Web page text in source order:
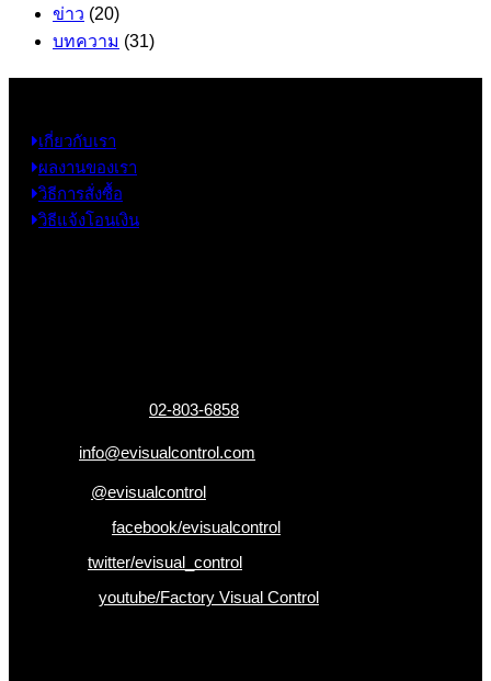
ข่าว (20)
บทความ (31)
เกี่ยวกับเรา
ผลงานของเรา
วิธีการสั่งซื้อ
วิธีแจ้งโอนเงิน
02-803-6858
info@evisualcontrol.com
@evisualcontrol
facebook/evisualcontrol
twitter/evisual_control
youtube/Factory Visual Control